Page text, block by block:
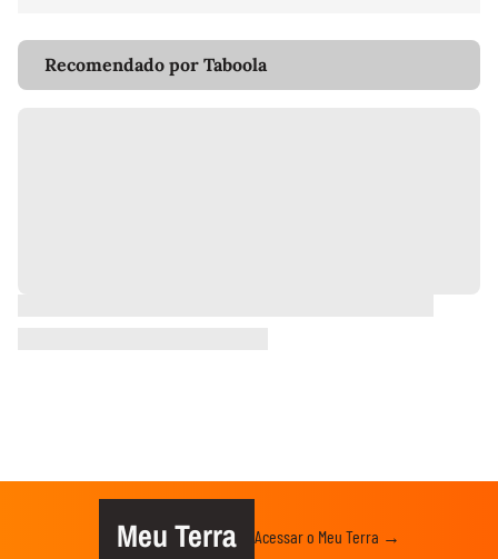
Recomendado por Taboola
Meu Terra Acessar o Meu Terra →